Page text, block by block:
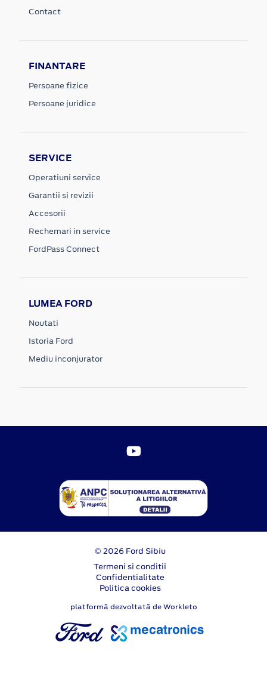
Contact
FINANTARE
Persoane fizice
Persoane juridice
SERVICE
Operatiuni service
Garantii si revizii
Accesorii
Rechemari in service
FordPass Connect
LUMEA FORD
Noutati
Istoria Ford
Mediu inconjurator
© 2026 Ford Sibiu
Termeni si conditii
Confidentialitate
Politica cookies
platformă dezvoltată de Workleto